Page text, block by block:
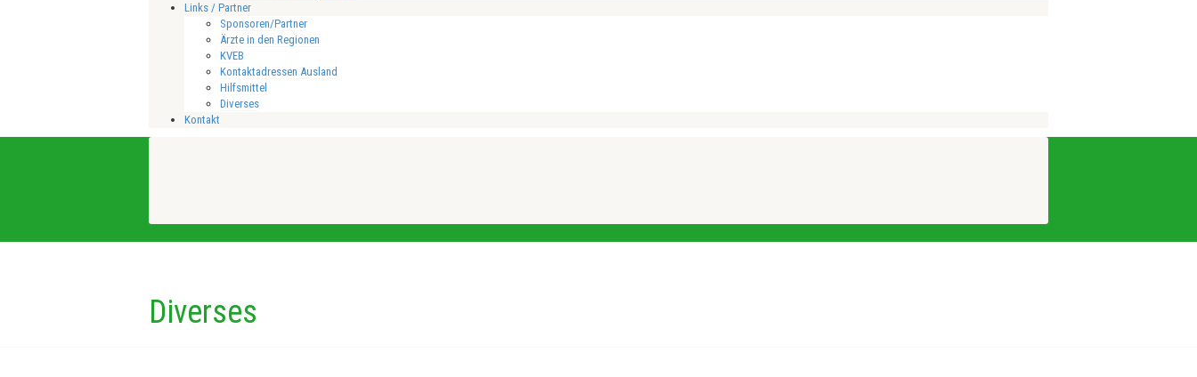
Links / Partner
Sponsoren/Partner
Ärzte in den Regionen
KVEB
Kontaktadressen Ausland
Hilfsmittel
Diverses
Kontakt
Diverses